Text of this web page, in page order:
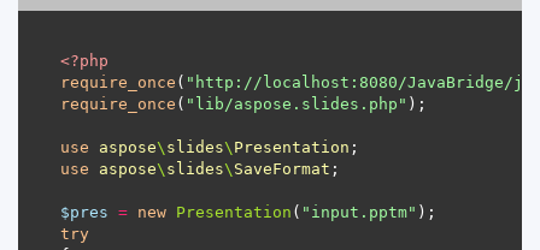
<?php
require_once ( "http://localhost:8080/JavaBridge/
require_once ( "lib/aspose.slides.php"
use aspose\ slides\ Presentation
use
aspose\ slides\ SaveFormat
$pres = new Presentation ( "input.pptm"
try